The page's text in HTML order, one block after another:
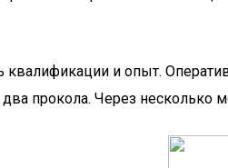
квалификации и опыт.
прокола. Через несколько